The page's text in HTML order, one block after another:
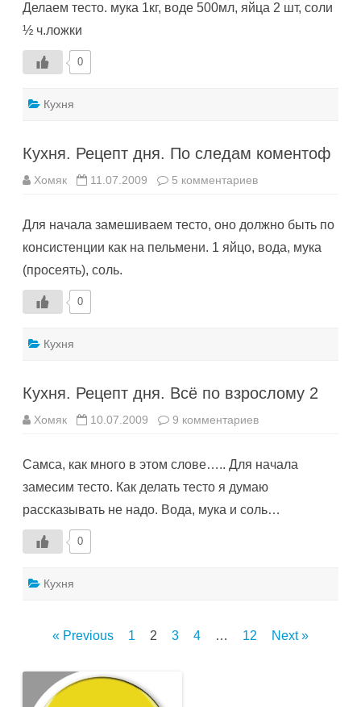
дня.
Заканчивая
Делаем тесто. мука 1кг, воде 500мл, яйца 2 шт, соли
½ ч.ложки
0
Кухня
Кухня. Рецепт дня. По следам коментоф
Хомяк 11.07.2009 5 комментариевк
дня.
следам
коментоф
Для начала замешиваем тесто, оно должно быть по
консистенции как на пельмени. 1 яйцо, вода, мука
(просеять), соль.
0
Кухня
Кухня. Рецепт дня. Всё по взрослому 2
Хомяк 10.07.2009 9 комментариевк
дня.
по
2
Самса, как много в этом слове….. Для начала
замесим тесто. Как делать тесто я думаю
рассказывать не надо. Вода, мука и соль…
0
Кухня
Пагинация
« Previous 1 2 3 4 … 12 Next »